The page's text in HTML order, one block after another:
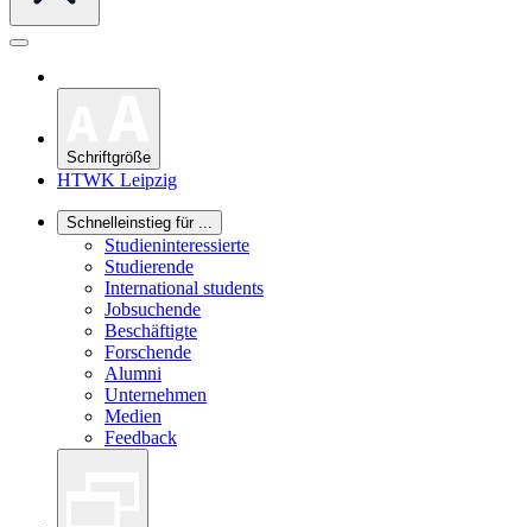
Schriftgröße
HTWK Leipzig
Schnelleinstieg für ...
Studieninteressierte
Studierende
International students
Jobsuchende
Beschäftigte
Forschende
Alumni
Unternehmen
Medien
Feedback